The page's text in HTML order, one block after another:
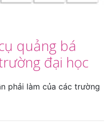
quảng bá
đại học
phải làm của các trường